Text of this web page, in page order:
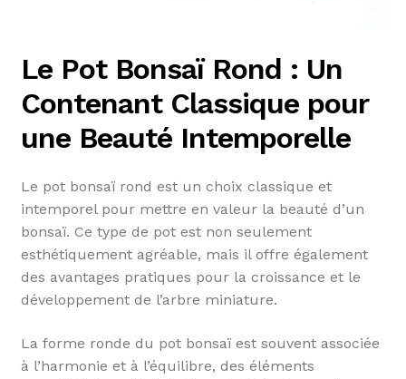
Le Pot Bonsaï Rond : Un
Contenant Classique pour
une Beauté Intemporelle
Le pot bonsaï rond est un choix classique et
intemporel pour mettre en valeur la beauté d’un
bonsaï. Ce type de pot est non seulement
esthétiquement agréable, mais il offre également
des avantages pratiques pour la croissance et le
développement de l’arbre miniature.
La forme ronde du pot bonsaï est souvent associée
à l’harmonie et à l’équilibre, des éléments